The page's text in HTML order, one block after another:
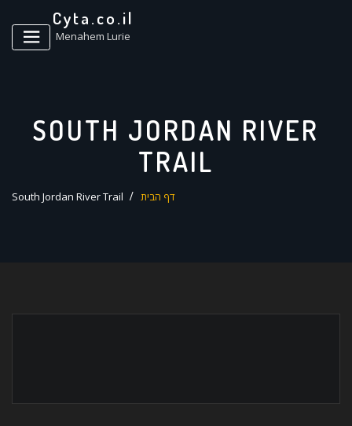
Cyta.co.il
Menahem Lurie
SOUTH JORDAN RIVER
TRAIL
דף הבית South Jordan River Trail